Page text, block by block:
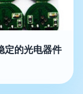
定的光电器件